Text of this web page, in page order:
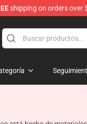
shipping on orders over